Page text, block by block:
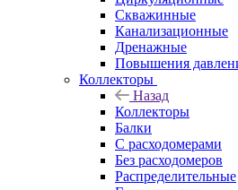
Скважинные
Канализационные
Дренажные
Повышения
Коллекторы
Назад
Коллекторы
Балки
С расходомерами
Без расходомеров
Распределительные